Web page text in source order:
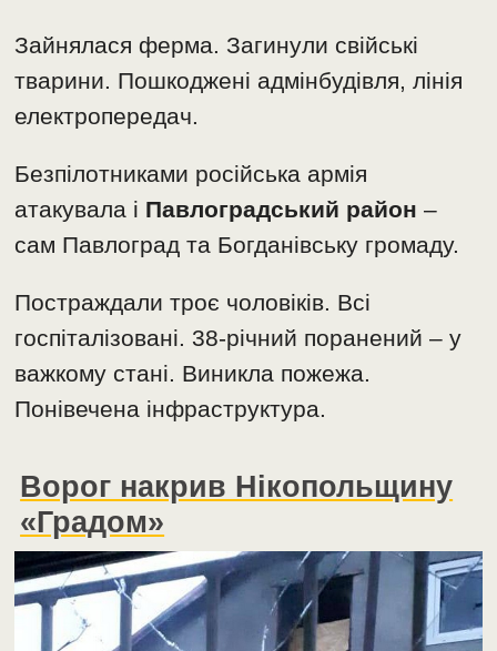
Зайнялася ферма. Загинули свійські
тварини. Пошкоджені адмінбудівля, лінія
електропередач.
Безпілотниками російська армія
атакувала і Павлоградський район –
сам Павлоград та Богданівську громаду.
Постраждали троє чоловіків. Всі
госпіталізовані. 38-річний поранений – у
важкому стані. Виникла пожежа.
Понівечена інфраструктура.
Ворог накрив Нікопольщину
«Градом»